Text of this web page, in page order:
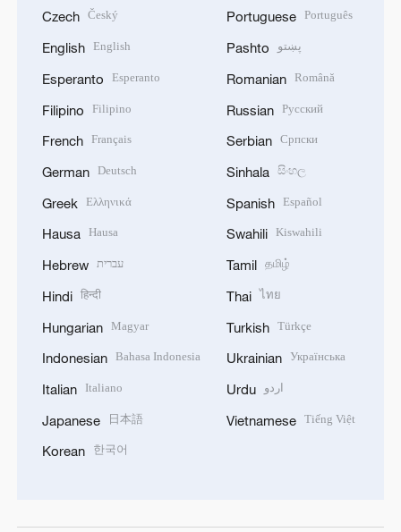
Czech Český
English English
Esperanto Esperanto
Filipino Filipino
French Français
German Deutsch
Greek Ελληνικά
Hausa Hausa
Hebrew עברית
Hindi हिन्दी
Hungarian Magyar
Indonesian Bahasa Indonesia
Italian Italiano
Japanese 日本語
Korean 한국어
Portuguese Português
Pashto پښتو
Romanian Română
Russian Русский
Serbian Српски
Sinhala සිංහල
Spanish Español
Swahili Kiswahili
Tamil தமிழ்
Thai ไทย
Turkish Türkçe
Ukrainian Українська
Urdu اردو
Vietnamese Tiếng Việt